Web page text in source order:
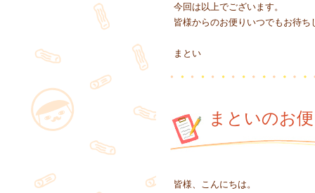
今回は以上でございます。
皆様からのお便りいつでもお待ち
まとい
まといのお
皆様、こんにちは。